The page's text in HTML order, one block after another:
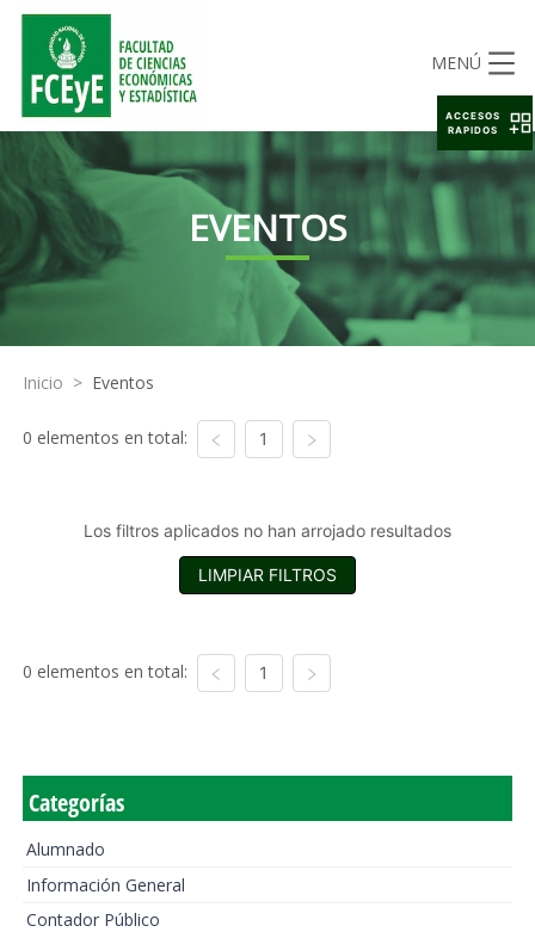
MENÚ
EVENTOS
Inicio > Eventos
0 elementos en total: 1
Los filtros aplicados no han arrojado resultados
LIMPIAR FILTROS
0 elementos en total: 1
Categorías
Alumnado
Información General
Contador Público
ACCESOS
RAPIDOS